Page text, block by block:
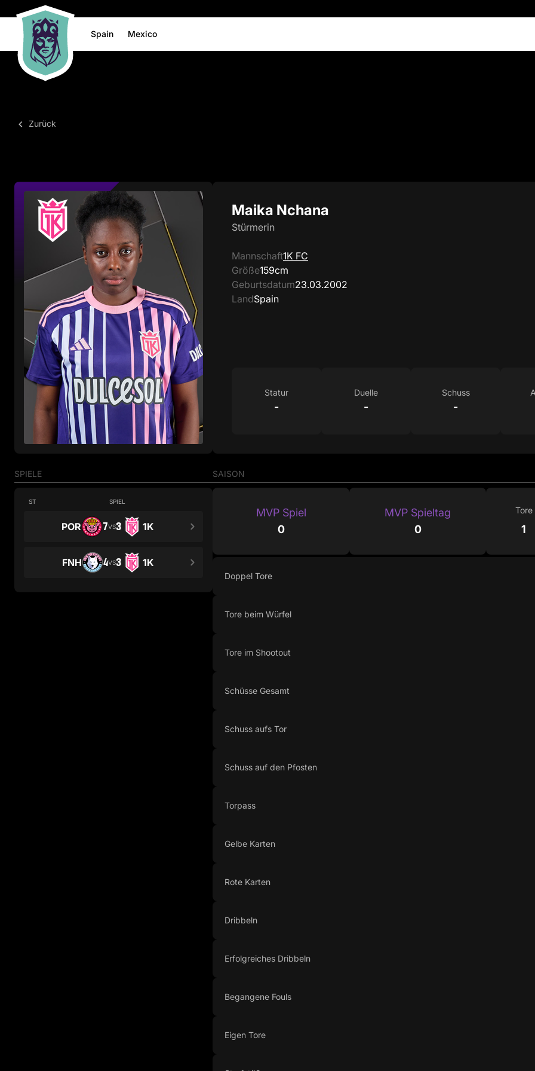
Spain Mexico
Zurück
Maika Nchana
Stürmerin
Mannschaft1K FC
Größe159cm
Geburtsdatum23.03.2002
LandSpain
Statur
-
Duelle
-
Schuss
-
SPIELE
ST SPIEL
POR 7VS3 1K
FNH 4VS3 1K
SAISON
MVP Spiel
0
MVP Spieltag
0
Tore
1
Doppel Tore
Tore beim Würfel
Tore im Shootout
Schüsse Gesamt
Schuss aufs Tor
Schuss auf den Pfosten
Torpass
Gelbe Karten
Rote Karten
Dribbeln
Erfolgreiches Dribbeln
Begangene Fouls
Eigen Tore